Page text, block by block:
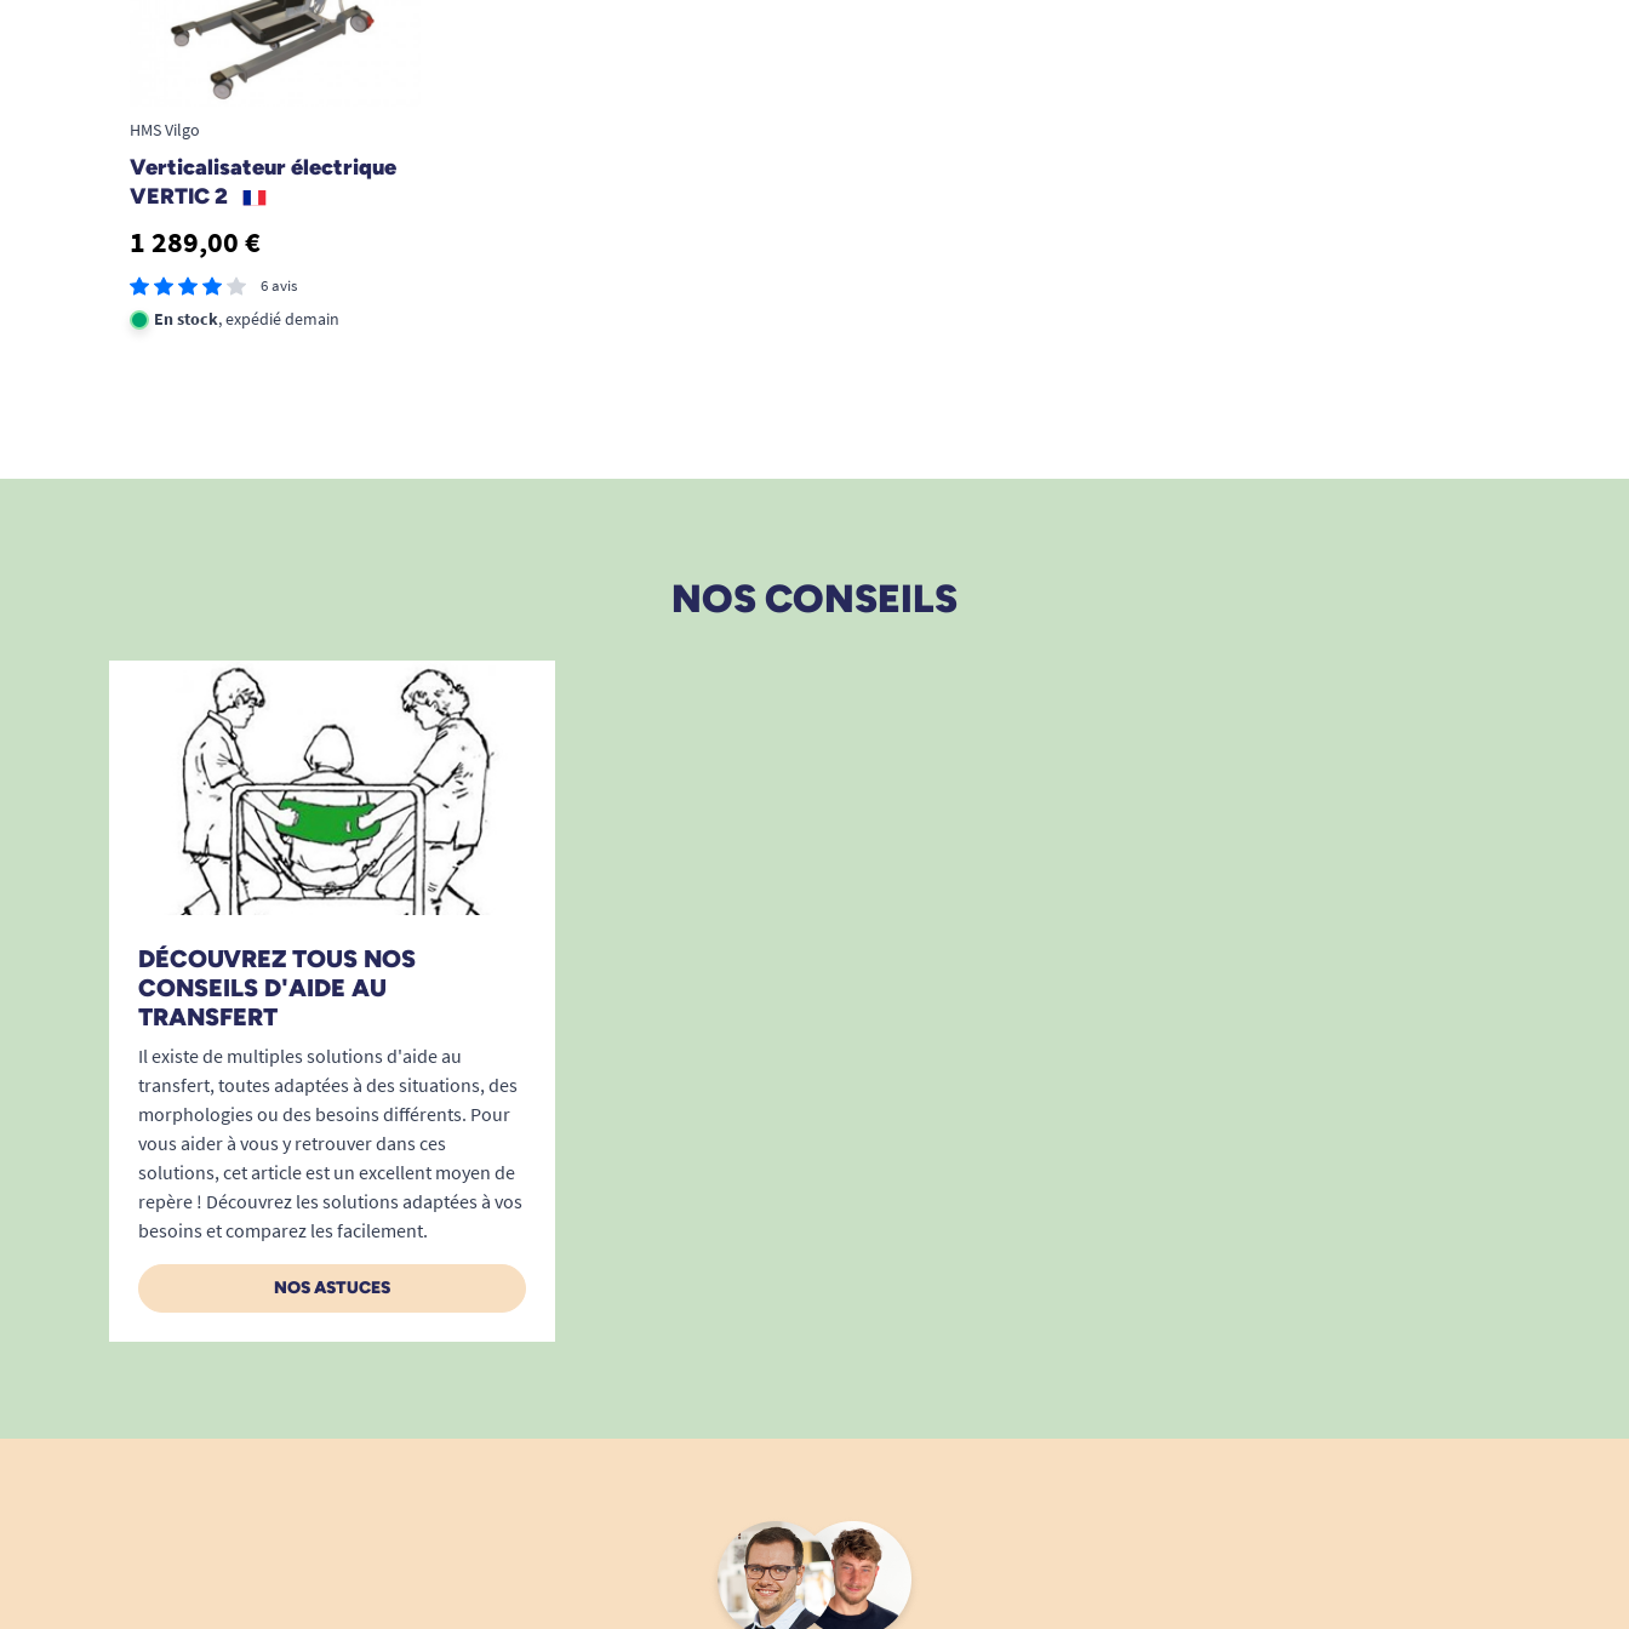
HMS Vilgo
Verticalisateur électrique
VERTIC 2
1 289,00 €
6 avis
En stock, expédié demain
NOS CONSEILS
DÉCOUVREZ TOUS NOS
CONSEILS D'AIDE AU
TRANSFERT
Il existe de multiples solutions d'aide au
transfert, toutes adaptées à des situations, des
morphologies ou des besoins différents. Pour
vous aider à vous y retrouver dans ces
solutions, cet article est un excellent moyen de
repère ! Découvrez les solutions adaptées à vos
besoins et comparez les facilement.
NOS ASTUCES